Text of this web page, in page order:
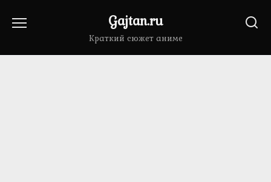
Gajtan.ru
Краткий сюжет аниме